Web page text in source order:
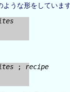
うな形をしていま
; recipe